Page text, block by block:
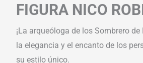
FIGURA NICO
¡La arqueóloga de los Sombrero
la elegancia y el encanto de los
su estilo único.